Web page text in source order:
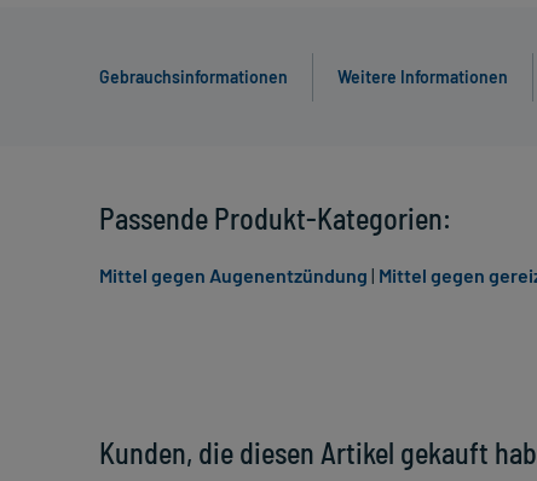
Gebrauchsinformationen Weitere Informationen
Kunden, die diesen Artikel gekauft
Passende Produkt-Kategorien:
Mittel gegen Augenentzündung | Mittel gegen